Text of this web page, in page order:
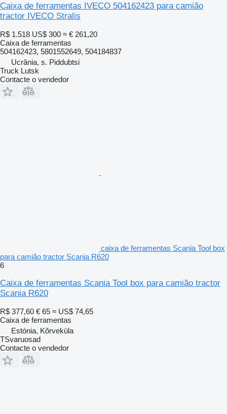
Caixa de ferramentas IVECO 504162423 para camião
tractor IVECO Stralis
R$ 1.518 US$ 300 ≈ € 261,20
Caixa de ferramentas
504162423, 5801552649, 504184837
Ucrânia, s. Piddubtsi
Truck Lutsk
Contacte o vendedor
caixa de ferramentas Scania Tool box
para camião tractor Scania R620
6
Caixa de ferramentas Scania Tool box para camião tractor
Scania R620
R$ 377,60 € 65 ≈ US$ 74,65
Caixa de ferramentas
Estónia, Kõrveküla
TSvaruosad
Contacte o vendedor